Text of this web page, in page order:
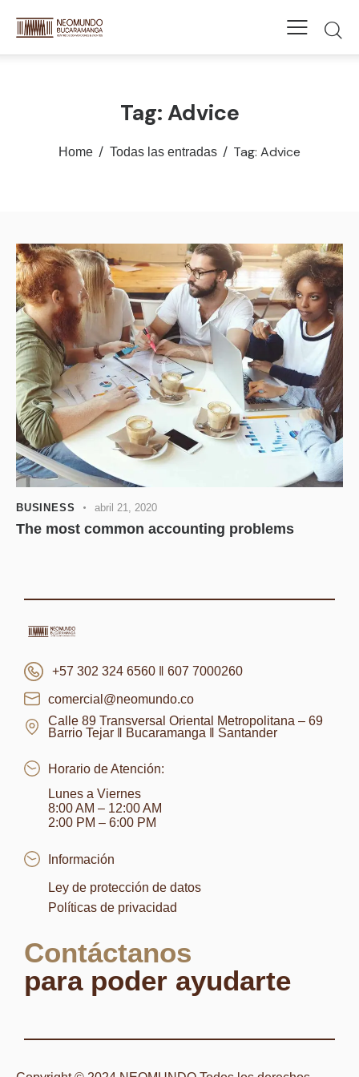
Tag: Advice
Home Todas las entradas Tag: Advice
BUSINESS abril 21, 2020
The most common accounting problems
+57 302 324 6560 ‖ 607 7000260
comercial@neomundo.co
Calle 89 Transversal Oriental Metropolitana – 69
Barrio Tejar ‖ Bucaramanga ‖ Santander
Horario de Atención:
Lunes a Viernes
8:00 AM – 12:00 AM
2:00 PM – 6:00 PM
Información
Ley de protección de datos
Políticas de privacidad
Contáctanos
para poder ayudarte